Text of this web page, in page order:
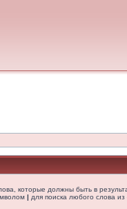
которые должны быть в
| для поиска любого слова из